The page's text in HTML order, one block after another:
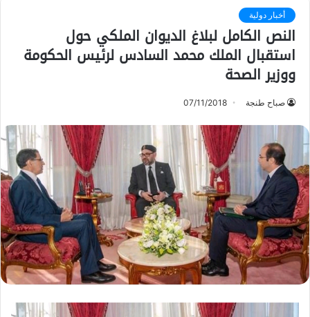
أخبار دولية
النص الكامل لبلاغ الديوان الملكي حول
استقبال الملك محمد السادس لرئيس الحكومة
ووزير الصحة
صباح طنجة 07/11/2018